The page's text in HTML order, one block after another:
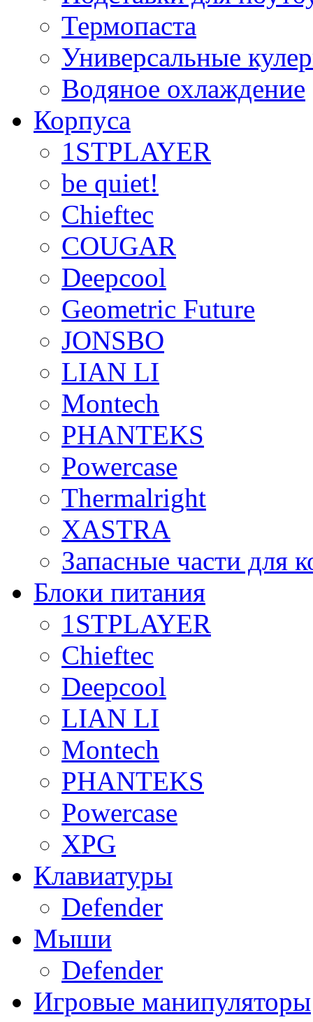
Термопаста
Универсальные
Водяное охлаждение
Корпуса
1STPLAYER
be quiet!
Chieftec
COUGAR
Deepcool
Geometric Future
JONSBO
LIAN LI
Montech
PHANTEKS
Powercase
Thermalright
XASTRA
Запасные части для
Блоки питания
1STPLAYER
Chieftec
Deepcool
LIAN LI
Montech
PHANTEKS
Powercase
XPG
Клавиатуры
Defender
Мыши
Defender
Игровые манипуляторы